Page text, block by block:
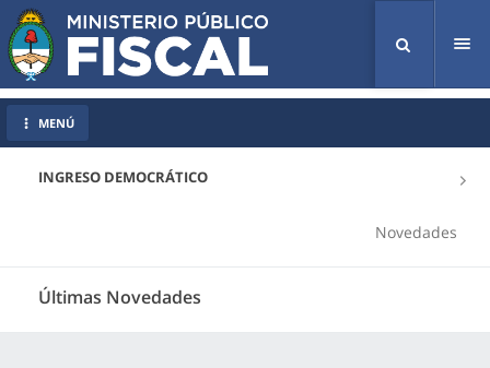
INGRESO DEMOCRÁTICO
Novedades
Últimas Novedades
MENÚ